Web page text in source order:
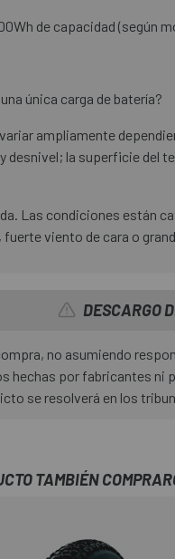
de capacidad
única carga de batería?
ampliamente
desnivel; la superficie
Las condiciones están
viento de cara o
DESCARGO
no asumiendo
hechas por fabricantes
se resolverá en los
TAMBIÉN